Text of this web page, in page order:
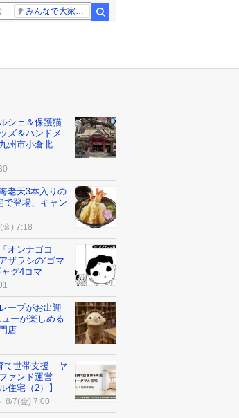
みんなで大家さん 2881億円
シェ＆保護猫
ズ＆ハンドメ
州市小倉北
老天3本入りの
で登場、キャン
金) 7:18
オンナゴコ
ザラシの“ゴマ
グ4コマ
ープがお出迎
ーが楽しめる
店
て世帯支援 ヤ
ァンド運営
住宅（2）】
8/7(金) 7:00